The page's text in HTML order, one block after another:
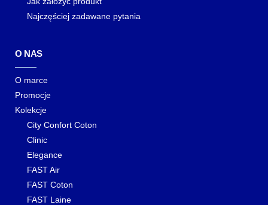
Najczęściej zadawane pytania
O NAS
O marce
Promocje
Kolekcje
City Confort Coton
Clinic
Elegance
FAST Air
FAST Coton
FAST Laine